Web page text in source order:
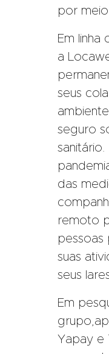
por
Em linha
a
seus
seguro
das
remoto
pessoas
suas
seus
Em
Yapay e